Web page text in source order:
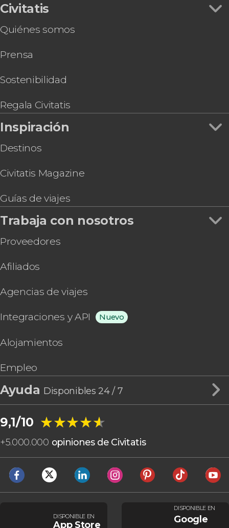
Civitatis
Quiénes somos
Prensa
Sostenibilidad
Regala Civitatis
Inspiración
Destinos
Civitatis Magazine
Guías de viajes
Trabaja con nosotros
Proveedores
Afiliados
Agencias de viajes
Integraciones y API Nuevo
Alojamientos
Empleo
Ayuda Disponibles 24 / 7
9,1/10 ★★★★★
★★★★★
+5.000.000 opiniones de Civitatis
DISPONIBLE EN
App Store
DISPONIBLE EN
Google